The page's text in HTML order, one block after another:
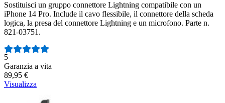
Sostituisci un gruppo connettore Lightning compatibile con un
iPhone 14 Pro. Include il cavo flessibile, il connettore della scheda
logica, la presa del connettore Lightning e un microfono. Parte n.
821-03751.
Numero di recensioni:
5
Garanzia a vita
89,95 €
Visualizza